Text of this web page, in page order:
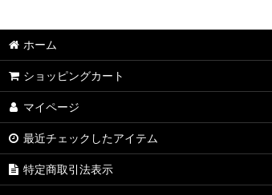
ホーム
ショッピングカート
マイページ
最近チェックしたアイテム
特定商取引法表示